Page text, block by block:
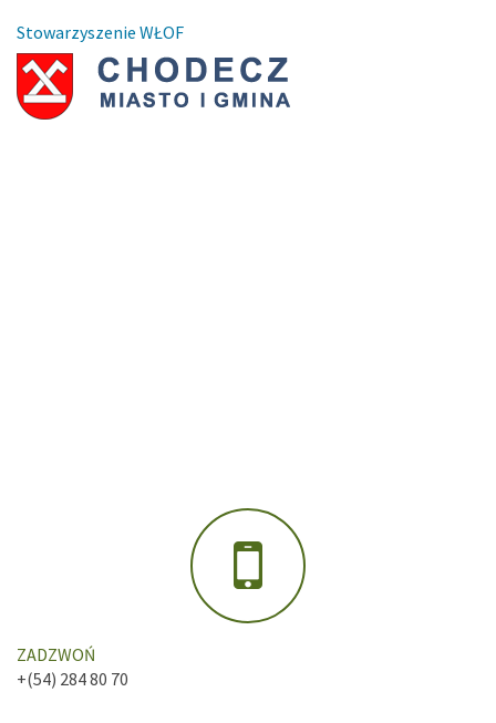
Stowarzyszenie WŁOF
ZADZWOŃ
+(54) 284 80 70